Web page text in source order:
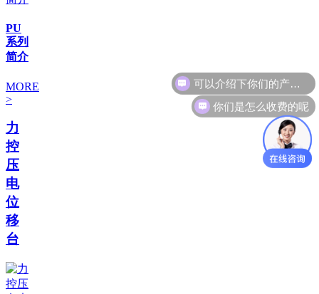
PU
系列
简介
MORE
>
力
控
压
电
位
移
台
你们是怎么收费的呢